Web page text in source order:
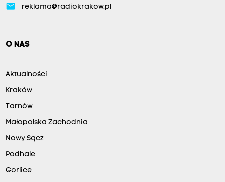
email reklama@radiokrakow.pl
O NAS
Aktualności
Kraków
Tarnów
Małopolska Zachodnia
Nowy Sącz
Podhale
Gorlice